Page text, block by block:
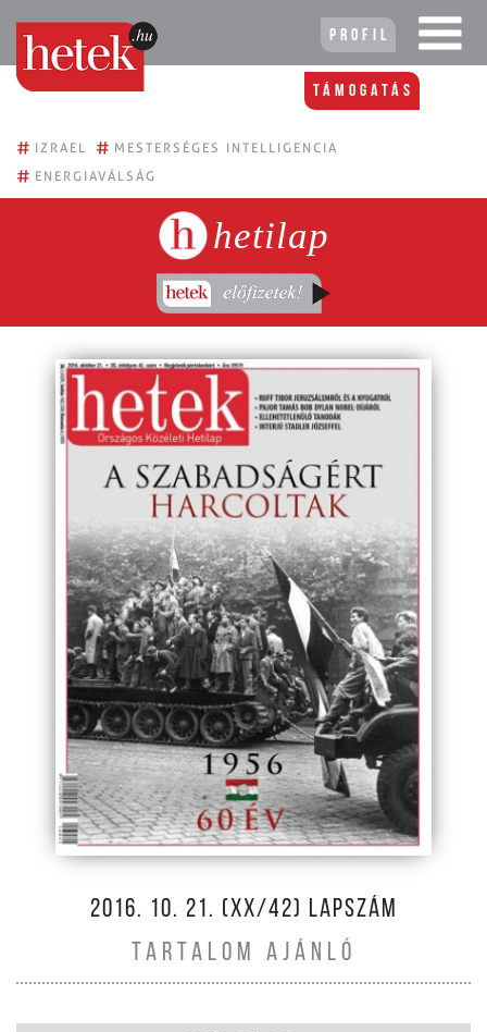
Profil
Támogatás
# IZRAEL # MESTERSÉGES INTELLIGENCIA
# ENERGIAVÁLSÁG
hetilap
2016. 10. 21. (XX/42) LAPSZÁM
TARTALOM AJÁNLÓ